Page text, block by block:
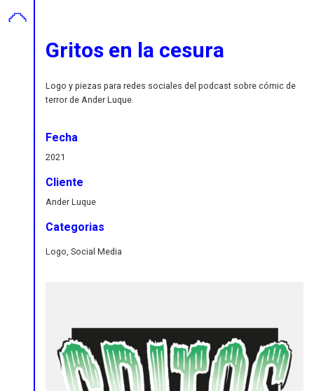
Gritos en la cesura
Logo y piezas para redes sociales del podcast sobre cómic de
terror de Ander Luque.
Fecha
2021
Cliente
Ander Luque
Categorias
Logo, Social Media